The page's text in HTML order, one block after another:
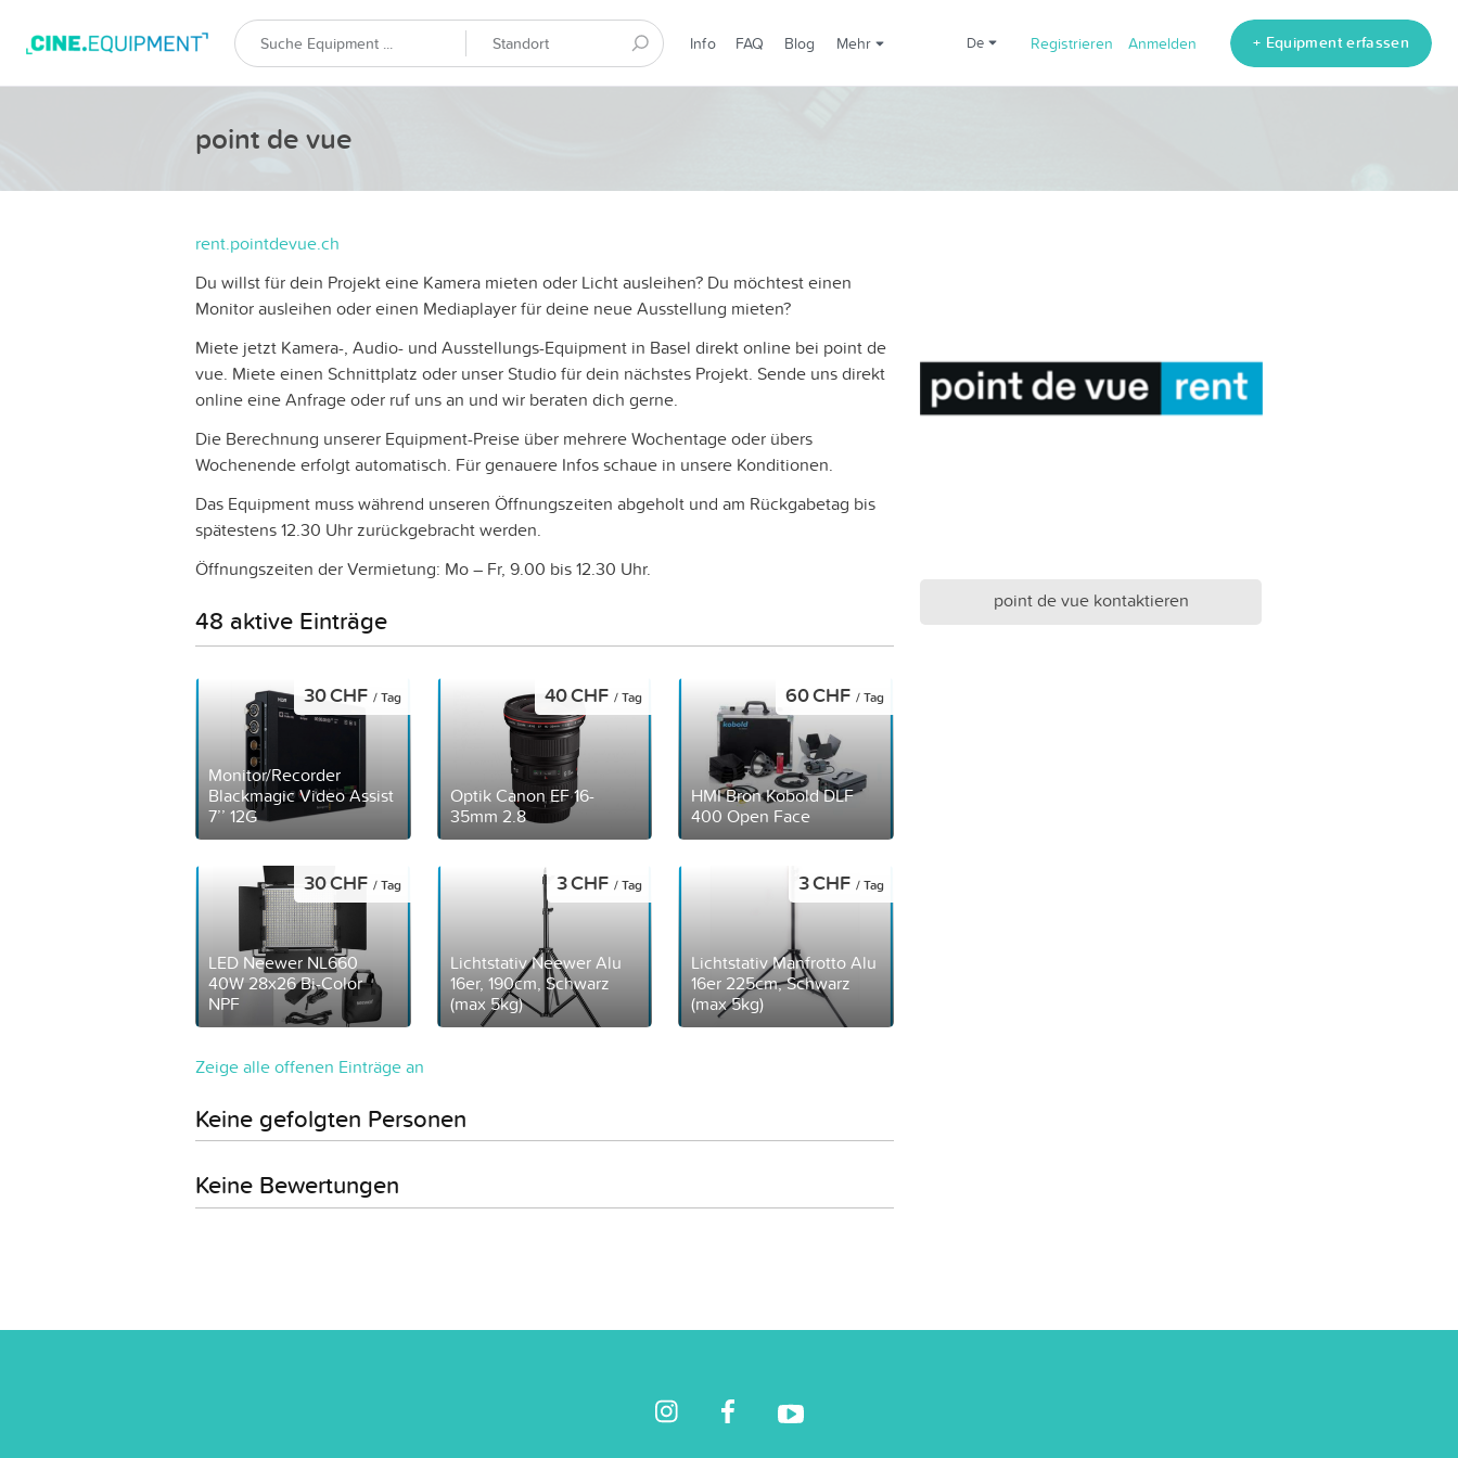
Info FAQ Blog Mehr de Registrieren Anmelden + Equipment erfassen
point de vue
rent.pointdevue.ch
Du willst für dein Projekt eine Kamera mieten oder Licht ausleihen? Du möchtest einen
Monitor ausleihen oder einen Mediaplayer für deine neue Ausstellung mieten?
Miete jetzt Kamera-, Audio- und Ausstellungs-Equipment in Basel direkt online bei point de
vue. Miete einen Schnittplatz oder unser Studio für dein nächstes Projekt. Sende uns direkt
online eine Anfrage oder ruf uns an und wir beraten dich gerne.
Die Berechnung unserer Equipment-Preise über mehrere Wochentage oder übers
Wochenende erfolgt automatisch. Für genauere Infos schaue in unsere Konditionen.
Das Equipment muss während unseren Öffnungszeiten abgeholt und am Rückgabetag bis
spätestens 12.30 Uhr zurückgebracht werden.
Öffnungszeiten der Vermietung: Mo – Fr, 9.00 bis 12.30 Uhr.
48 aktive Einträge
Monitor/Recorder
Blackmagic Video Assist
7’’ 12G
30 CHF / Tag
Optik Canon EF 16-
35mm 2.8
40 CHF/ Tag
HMI Bron Kobold DLF
400 Open Face
60 CHF / Tag
LED Neewer NL660
40W 28x26 Bi-Color
NPF
30 CHF / Tag
Lichtstativ Neewer Alu
16er, 190cm, Schwarz
(max 5kg)
3 CHF/ Tag
Lichtstativ Manfrotto Alu
16er 225cm, Schwarz
(max 5kg)
3 CHF / Tag
Zeige alle offenen Einträge an
Keine gefolgten Personen
Keine Bewertungen
point de vue kontaktieren